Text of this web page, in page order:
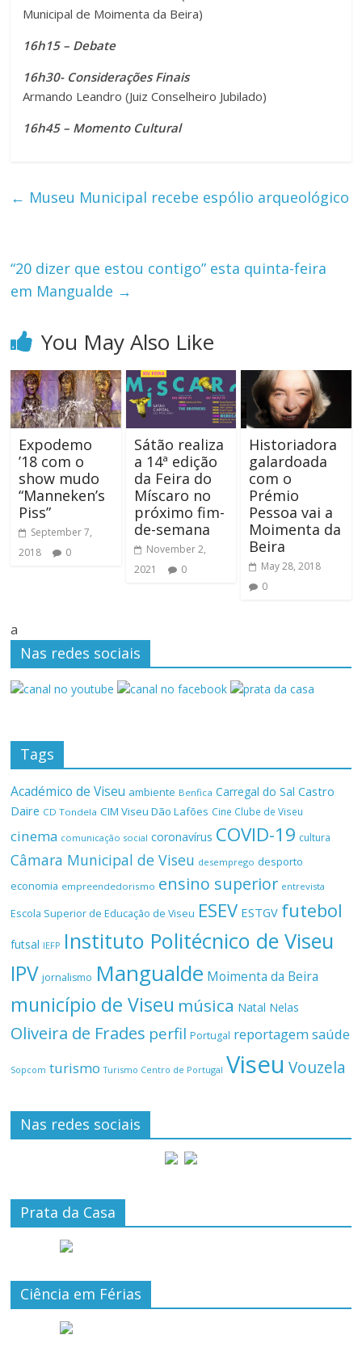
Municipal de Moimenta da Beira)
16h15 – Debate
16h30- Considerações Finais
Armando Leandro (Juiz Conselheiro Jubilado)
16h45 – Momento Cultural
← Museu Municipal recebe espólio arqueológico
“20 dizer que estou contigo” esta quinta-feira
em Mangualde →
You May Also Like
Expodemo
’18 com o
show mudo
“Manneken’s
Piss”
September 7,
2018
0
Sátão realiza
a 14ª edição
da Feira do
Míscaro no
próximo fim-
de-semana
November 2,
2021
0
Historiadora
galardoada
com o
Prémio
Pessoa vai a
Moimenta da
Beira
May 28, 2018
0
a
Nas redes sociais
Tags
Académico de Viseu ambiente Benfica Carregal do Sal Castro
Daire CD Tondela CIM Viseu Dão Lafões Cine Clube de Viseu
cinema comunicação social coronavírus COVID-19 cultura
Câmara Municipal de Viseu desemprego desporto
economia empreendedorismo ensino superior entrevista
Escola Superior de Educação de Viseu ESEV ESTGV futebol
futsal IEFP Instituto Politécnico de Viseu
IPV jornalismo Mangualde Moimenta da Beira
município de Viseu música Natal Nelas
Oliveira de Frades perfil Portugal reportagemsaúde
Sopcom turismo Turismo Centro de Portugal Viseu Vouzela
Nas redes sociais
Prata da Casa
Ciência em Férias